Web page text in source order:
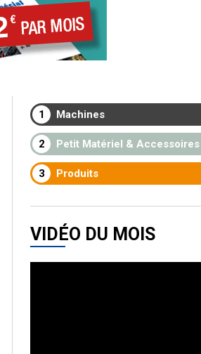
1 Machines
2 Petit Matériel & Accessoires
3 Produits
VIDÉO DU MOIS